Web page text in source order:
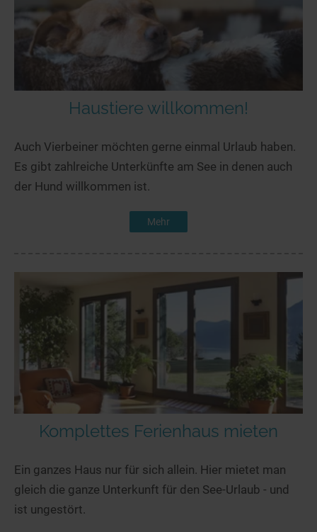
Haustiere willkommen!
Auch Vierbeiner möchten gerne einmal Urlaub haben.
Es gibt zahlreiche Unterkünfte am See in denen auch
der Hund willkommen ist.
Mehr
Komplettes Ferienhaus mieten
Ein ganzes Haus nur für sich allein. Hier mietet man
gleich die ganze Unterkunft für den See-Urlaub - und
ist ungestört.